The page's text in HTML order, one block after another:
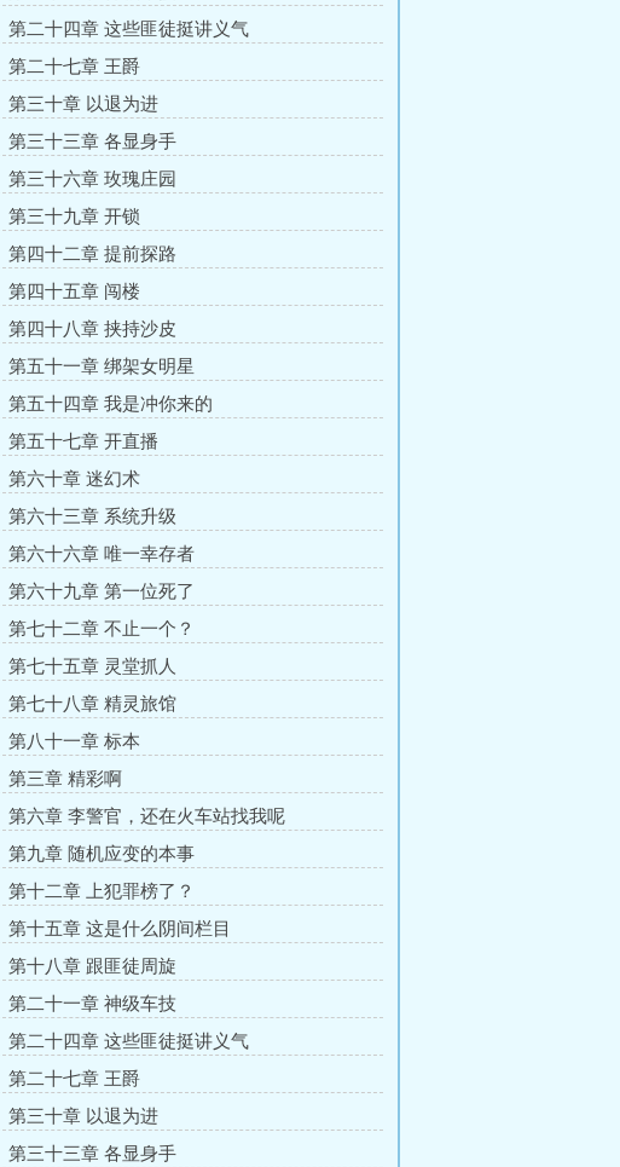
第二十四章 这些匪徒挺讲义气
第二十七章 王爵
第三十章 以退为进
第三十三章 各显身手
第三十六章 玫瑰庄园
第三十九章 开锁
第四十二章 提前探路
第四十五章 闯楼
第四十八章 挟持沙皮
第五十一章 绑架女明星
第五十四章 我是冲你来的
第五十七章 开直播
第六十章 迷幻术
第六十三章 系统升级
第六十六章 唯一幸存者
第六十九章 第一位死了
第七十二章 不止一个？
第七十五章 灵堂抓人
第七十八章 精灵旅馆
第八十一章 标本
第三章 精彩啊
第六章 李警官，还在火车站找我呢
第九章 随机应变的本事
第十二章 上犯罪榜了？
第十五章 这是什么阴间栏目
第十八章 跟匪徒周旋
第二十一章 神级车技
第二十四章 这些匪徒挺讲义气
第二十七章 王爵
第三十章 以退为进
第三十三章 各显身手